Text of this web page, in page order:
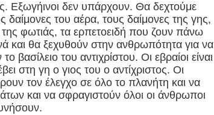
Εξωγήινοι δεν υπάρχουν. Θα δεχτούμε
δαίμονες του αέρα, τους δαίμονες της γης,
φωτιάς, τα ερπετοειδή που ζουν πάνω
και θα ξεχυθούν στην ανθρωπότητα για να
βασίλειο του αντιχρίστου. Οι εβραίοι είναι
στη γη ο γιος του ο αντίχριστος. Οι
τον έλεγχο σε όλο το πλανήτη και να
και να σφραγιστούν όλοι οι άνθρωποι